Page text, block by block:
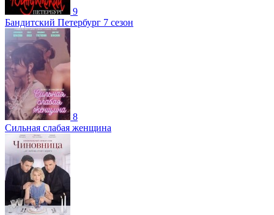
9
Бандитский Петербург 7 сезон
8
Сильная слабая женщина